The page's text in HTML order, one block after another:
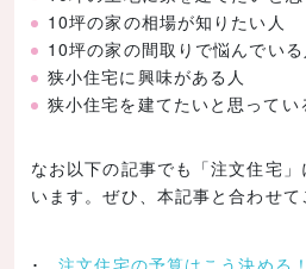
防音対策が必要
家の強度が必要
コストがかかる
建てる住宅に制限がある場合
狭い空間を広く感じさせる間
窓や鏡、吹き抜けを利用する
10坪の家の相場が知りたい人
10坪の家の間取りで悩んでいる
狭小住宅に興味がある人
狭小住宅を建てたいと思ってい
なお以下の記事でも「注文住宅
います。ぜひ、本記事と合わせて
･注文住宅の予算はこう決める